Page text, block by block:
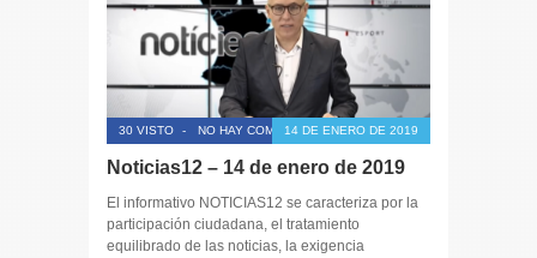
30 VISTO - NO HAY COMENTARIOS14 DE ENERO DE 2019
Noticias12 – 14 de enero de 2019
El informativo NOTICIAS12 se caracteriza por la
participación ciudadana, el tratamiento
equilibrado de las noticias, la exigencia